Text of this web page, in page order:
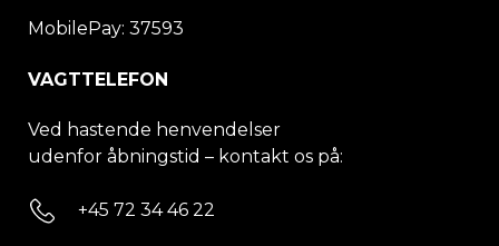
MobilePay: 37593
VAGTTELEFON
Ved hastende henvendelser
udenfor åbningstid – kontakt os på:
+45 72 34 46 22